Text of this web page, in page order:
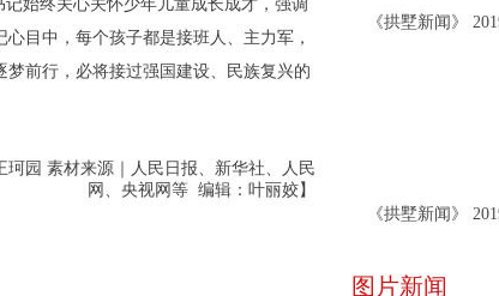
始终关心关怀少年儿童成长成才，强调
目中，每个孩子都是接班人、主力军，
前行，必将接过强国建设、民族复兴的
园 素材来源｜人民日报、新华社、人民
网、央视网等 编辑：叶丽姣】
图片新闻